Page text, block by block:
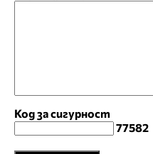
Код за сигурност
77582